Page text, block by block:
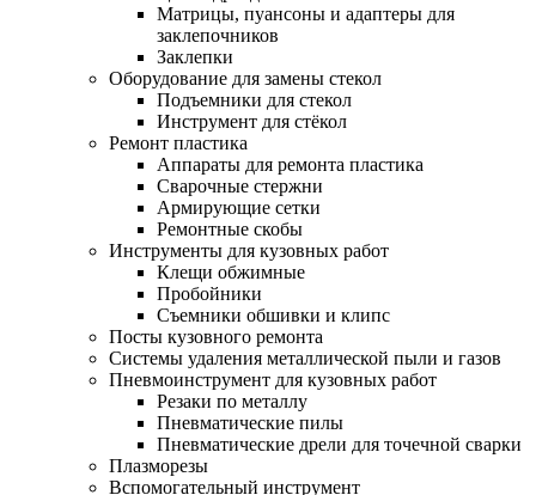
Матрицы, пуансоны и адаптеры для
заклепочников
Заклепки
Оборудование для замены стекол
Подъемники для стекол
Инструмент для стёкол
Ремонт пластика
Аппараты для ремонта пластика
Сварочные стержни
Армирующие сетки
Ремонтные скобы
Инструменты для кузовных работ
Клещи обжимные
Пробойники
Съемники обшивки и клипс
Посты кузовного ремонта
Системы удаления металлической пыли и газов
Пневмоинструмент для кузовных работ
Резаки по металлу
Пневматические пилы
Пневматические дрели для точечной сварки
Плазморезы
Вспомогательный инструмент